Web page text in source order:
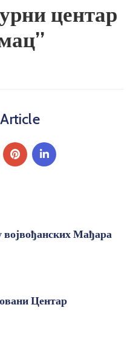
центар
војвођанских Мађара
Центар